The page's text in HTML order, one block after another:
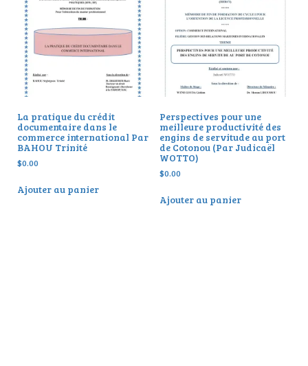
La pratique du crédit
documentaire dans le
commerce international Par
BAHOU Trinité
$0.00
Ajouter au panier
Perspectives pour une
meilleure productivité des
engins de servitude au port
de Cotonou (Par Judicaël
WOTTO)
$0.00
Ajouter au panier